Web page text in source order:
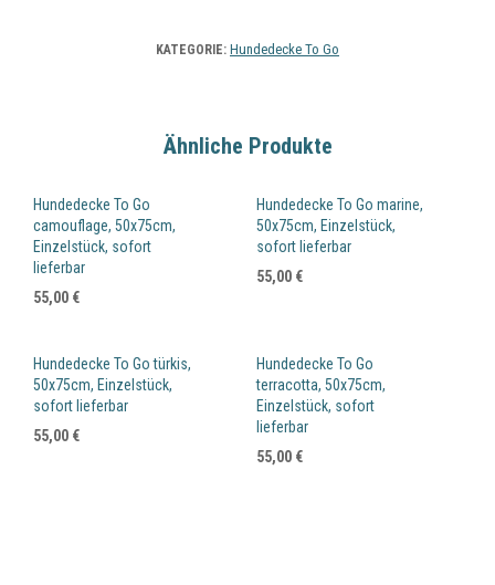
KATEGORIE: Hundedecke To Go
Ähnliche Produkte
Hundedecke To Go
camouflage, 50x75cm,
Einzelstück, sofort
lieferbar
55,00 €
Hundedecke To Go marine,
50x75cm, Einzelstück,
sofort lieferbar
55,00 €
Hundedecke To Go türkis,
50x75cm, Einzelstück,
sofort lieferbar
55,00 €
Hundedecke To Go
terracotta, 50x75cm,
Einzelstück, sofort
lieferbar
55,00 €